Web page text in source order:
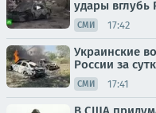
удары вглубь
СМИ 17:42
Украинские
России за
СМИ 17:41